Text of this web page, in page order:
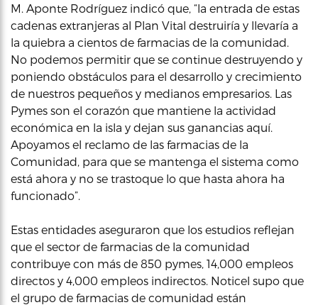
M. Aponte Rodríguez indicó que, “la entrada de estas
cadenas extranjeras al Plan Vital destruiría y llevaría a
la quiebra a cientos de farmacias de la comunidad.
No podemos permitir que se continue destruyendo y
poniendo obstáculos para el desarrollo y crecimiento
de nuestros pequeños y medianos empresarios. Las
Pymes son el corazón que mantiene la actividad
económica en la isla y dejan sus ganancias aquí.
Apoyamos el reclamo de las farmacias de la
Comunidad, para que se mantenga el sistema como
está ahora y no se trastoque lo que hasta ahora ha
funcionado”.
Estas entidades aseguraron que los estudios reflejan
que el sector de farmacias de la comunidad
contribuye con más de 850 pymes, 14,000 empleos
directos y 4,000 empleos indirectos. Noticel supo que
el grupo de farmacias de comunidad están